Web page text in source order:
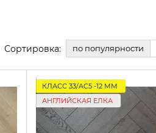
Сортировка: по популярности
КЛАСС 33/AC5 -12 ММ
АНГЛИЙСКАЯ ЕЛКА